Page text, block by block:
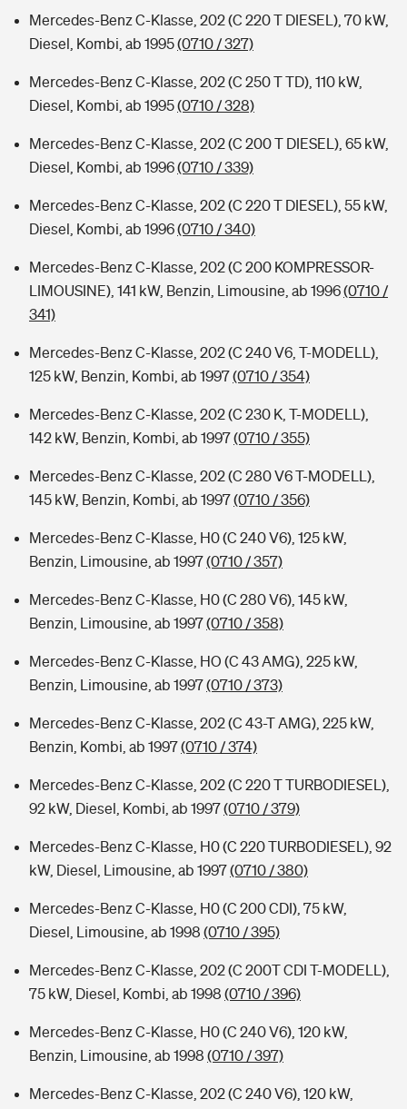
Mercedes-Benz C-Klasse, 202 (C 220 T DIESEL), 70 kW,
Diesel, Kombi, ab 1995(0710 / 327)
Mercedes-Benz C-Klasse, 202 (C 250 T TD), 110 kW,
Diesel, Kombi, ab 1995(0710 / 328)
Mercedes-Benz C-Klasse, 202 (C 200 T DIESEL), 65 kW,
Diesel, Kombi, ab 1996(0710 / 339)
Mercedes-Benz C-Klasse, 202 (C 220 T DIESEL), 55 kW,
Diesel, Kombi, ab 1996(0710 / 340)
Mercedes-Benz C-Klasse, 202 (C 200 KOMPRESSOR-
LIMOUSINE), 141 kW, Benzin, Limousine, ab 1996(0710 /
341)
Mercedes-Benz C-Klasse, 202 (C 240 V6, T-MODELL),
125 kW, Benzin, Kombi, ab 1997(0710 / 354)
Mercedes-Benz C-Klasse, 202 (C 230 K, T-MODELL),
142 kW, Benzin, Kombi, ab 1997(0710 / 355)
Mercedes-Benz C-Klasse, 202 (C 280 V6 T-MODELL),
145 kW, Benzin, Kombi, ab 1997(0710 / 356)
Mercedes-Benz C-Klasse, H0 (C 240 V6), 125 kW,
Benzin, Limousine, ab 1997(0710 / 357)
Mercedes-Benz C-Klasse, H0 (C 280 V6), 145 kW,
Benzin, Limousine, ab 1997(0710 / 358)
Mercedes-Benz C-Klasse, HO (C 43 AMG), 225 kW,
Benzin, Limousine, ab 1997(0710 / 373)
Mercedes-Benz C-Klasse, 202 (C 43-T AMG), 225 kW,
Benzin, Kombi, ab 1997(0710 / 374)
Mercedes-Benz C-Klasse, 202 (C 220 T TURBODIESEL),
92 kW, Diesel, Kombi, ab 1997(0710 / 379)
Mercedes-Benz C-Klasse, H0 (C 220 TURBODIESEL), 92
kW, Diesel, Limousine, ab 1997(0710 / 380)
Mercedes-Benz C-Klasse, H0 (C 200 CDI), 75 kW,
Diesel, Limousine, ab 1998 (0710 / 395)
Mercedes-Benz C-Klasse, 202 (C 200T CDI T-MODELL),
75 kW, Diesel, Kombi, ab 1998 (0710 / 396)
Mercedes-Benz C-Klasse, H0 (C 240 V6), 120 kW,
Benzin, Limousine, ab 1998 (0710 / 397)
Mercedes-Benz C-Klasse, 202 (C 240 V6), 120 kW,